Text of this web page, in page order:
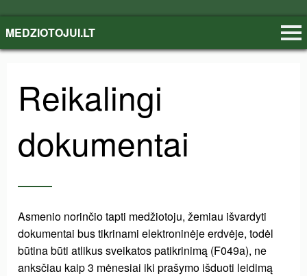
MEDZIOTOJUI.LT
Reikalingi
dokumentai
Asmenio norinčio tapti medžiotoju, žemiau išvardyti
dokumentai bus tikrinami elektroninėje erdvėje, todėl
būtina būti atlikus sveikatos patikrinimą (F049a), ne
anksčiau kaip 3 mėnesiai iki prašymo išduoti leidimą